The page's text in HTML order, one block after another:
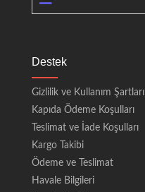
Destek
Gizlilik ve Kullanım Şartları
Kapıda Ödeme Koşulları
Teslimat ve İade Koşulları
Kargo Takibi
Ödeme ve Teslimat
Havale Bilgileri